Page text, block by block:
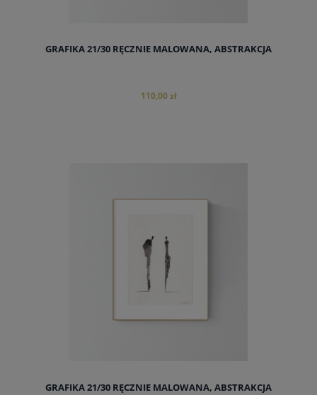
GRAFIKA 21/30 RĘCZNIE MALOWANA, ABSTRAKCJA
110,00 zł
GRAFIKA 21/30 RĘCZNIE MALOWANA, ABSTRAKCJA